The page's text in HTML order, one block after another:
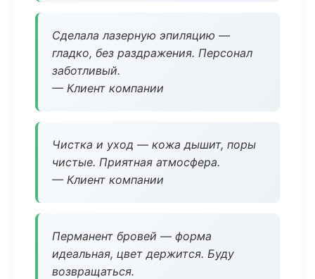
Сделала лазерную эпиляцию —
гладко, без раздражения. Персонал
заботливый.
— Клиент компании
Чистка и уход — кожа дышит, поры
чистые. Приятная атмосфера.
— Клиент компании
Перманент бровей — форма
идеальная, цвет держится. Буду
возвращаться.